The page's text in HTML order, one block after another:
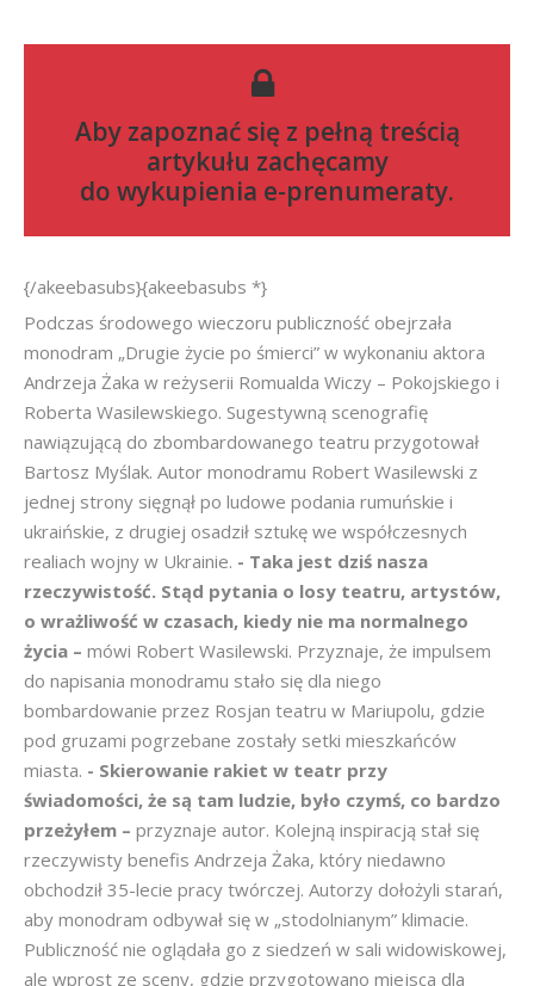
Aby zapoznać się z pełną treścią
artykułu zachęcamy
do wykupienia e-prenumeraty.
{/akeebasubs}{akeebasubs *}
Podczas środowego wieczoru publiczność obejrzała
monodram „Drugie życie po śmierci” w wykonaniu aktora
Andrzeja Żaka w reżyserii Romualda Wiczy – Pokojskiego i
Roberta Wasilewskiego. Sugestywną scenografię
nawiązującą do zbombardowanego teatru przygotował
Bartosz Myślak. Autor monodramu Robert Wasilewski z
jednej strony sięgnął po ludowe podania rumuńskie i
ukraińskie, z drugiej osadził sztukę we współczesnych
realiach wojny w Ukrainie. - Taka jest dziś nasza
rzeczywistość. Stąd pytania o losy teatru, artystów,
o wrażliwość w czasach, kiedy nie ma normalnego
życia – mówi Robert Wasilewski. Przyznaje, że impulsem
do napisania monodramu stało się dla niego
bombardowanie przez Rosjan teatru w Mariupolu, gdzie
pod gruzami pogrzebane zostały setki mieszkańców
miasta. - Skierowanie rakiet w teatr przy
świadomości, że są tam ludzie, było czymś, co bardzo
przeżyłem – przyznaje autor. Kolejną inspiracją stał się
rzeczywisty benefis Andrzeja Żaka, który niedawno
obchodził 35-lecie pracy twórczej. Autorzy dołożyli starań,
aby monodram odbywał się w „stodolnianym” klimacie.
Publiczność nie oglądała go z siedzeń w sali widowiskowej,
ale wprost ze sceny, gdzie przygotowano miejsca dla